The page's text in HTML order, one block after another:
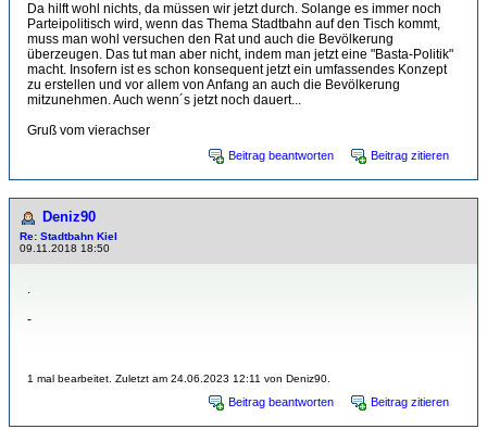
Da hilft wohl nichts, da müssen wir jetzt durch. Solange es immer noch
Parteipolitisch wird, wenn das Thema Stadtbahn auf den Tisch kommt,
muss man wohl versuchen den Rat und auch die Bevölkerung
überzeugen. Das tut man aber nicht, indem man jetzt eine "Basta-Politik"
macht. Insofern ist es schon konsequent jetzt ein umfassendes Konzept
zu erstellen und vor allem von Anfang an auch die Bevölkerung
mitzunehmen. Auch wenn´s jetzt noch dauert...
Gruß vom vierachser
Beitrag beantworten Beitrag zitieren
Deniz90
Re: Stadtbahn Kiel
09.11.2018 18:50
.
-
1 mal bearbeitet. Zuletzt am 24.06.2023 12:11 von Deniz90.
Beitrag beantworten Beitrag zitieren